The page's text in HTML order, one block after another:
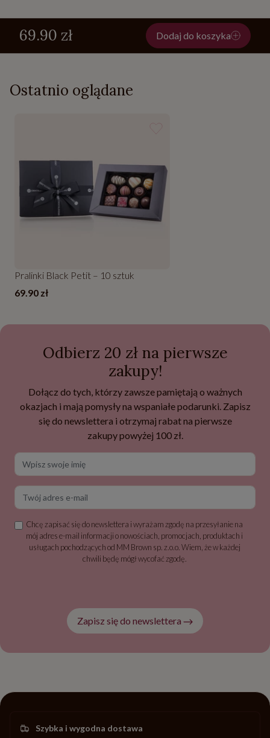
69.90 zł Dodaj do koszyka
Ostatnio oglądane
Pralinki Black Petit – 10 sztuk
69.90 zł
Odbierz 20 zł na pierwsze
zakupy!
Dołącz do tych, którzy zawsze pamiętają o ważnych
okazjach i mają pomysły na wspaniałe podarunki. Zapisz
się do newslettera i otrzymaj rabat na pierwsze
zakupy powyżej 100 zł.
Chcę zapisać się do newslettera i wyrażam zgodę na przesyłanie na
mój adres e-mail informacji o nowościach, promocjach, produktach i
usługach pochodzących od MM Brown sp. z.o.o. Wiem, że w każdej
chwili będę mógł wycofać zgodę.
Zapisz się do newslettera
Szybka i wygodna dostawa